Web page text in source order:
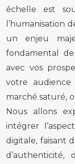
échelle est
l’humanisation
un enjeu
fondamental
avec vos
votre
marché saturé,
Nous allons
intégrer
digitale, faisant
d’authenticité,